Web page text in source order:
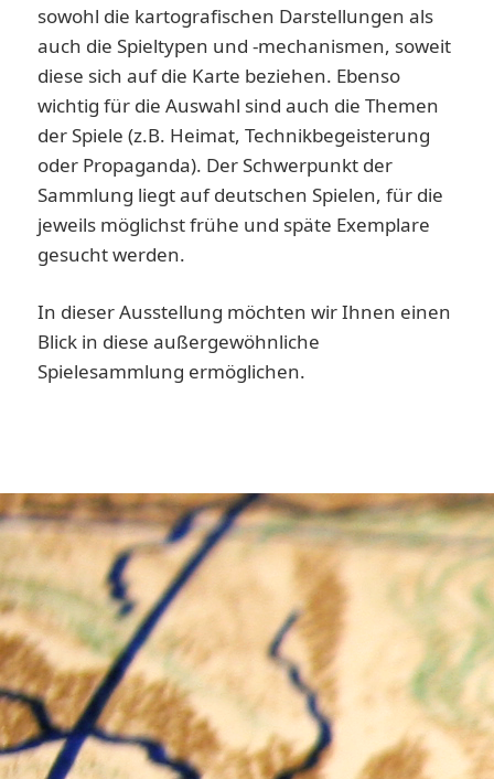
sowohl die kartografischen Darstellungen als
auch die Spieltypen und -mechanismen, soweit
diese sich auf die Karte beziehen. Ebenso
wichtig für die Auswahl sind auch die Themen
der Spiele (z.B. Heimat, Technikbegeisterung
oder Propaganda). Der Schwerpunkt der
Sammlung liegt auf deutschen Spielen, für die
jeweils möglichst frühe und späte Exemplare
gesucht werden.
In dieser Ausstellung möchten wir Ihnen einen
Blick in diese außergewöhnliche
Spielesammlung ermöglichen.